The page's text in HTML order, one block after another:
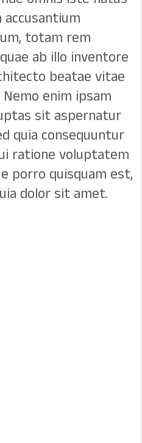
totam rem
ab illo inventore
beatae vitae
enim ipsam
sit aspernatur
quia consequuntur
ratione voluptatem
porro quisquam est,
dolor sit amet.